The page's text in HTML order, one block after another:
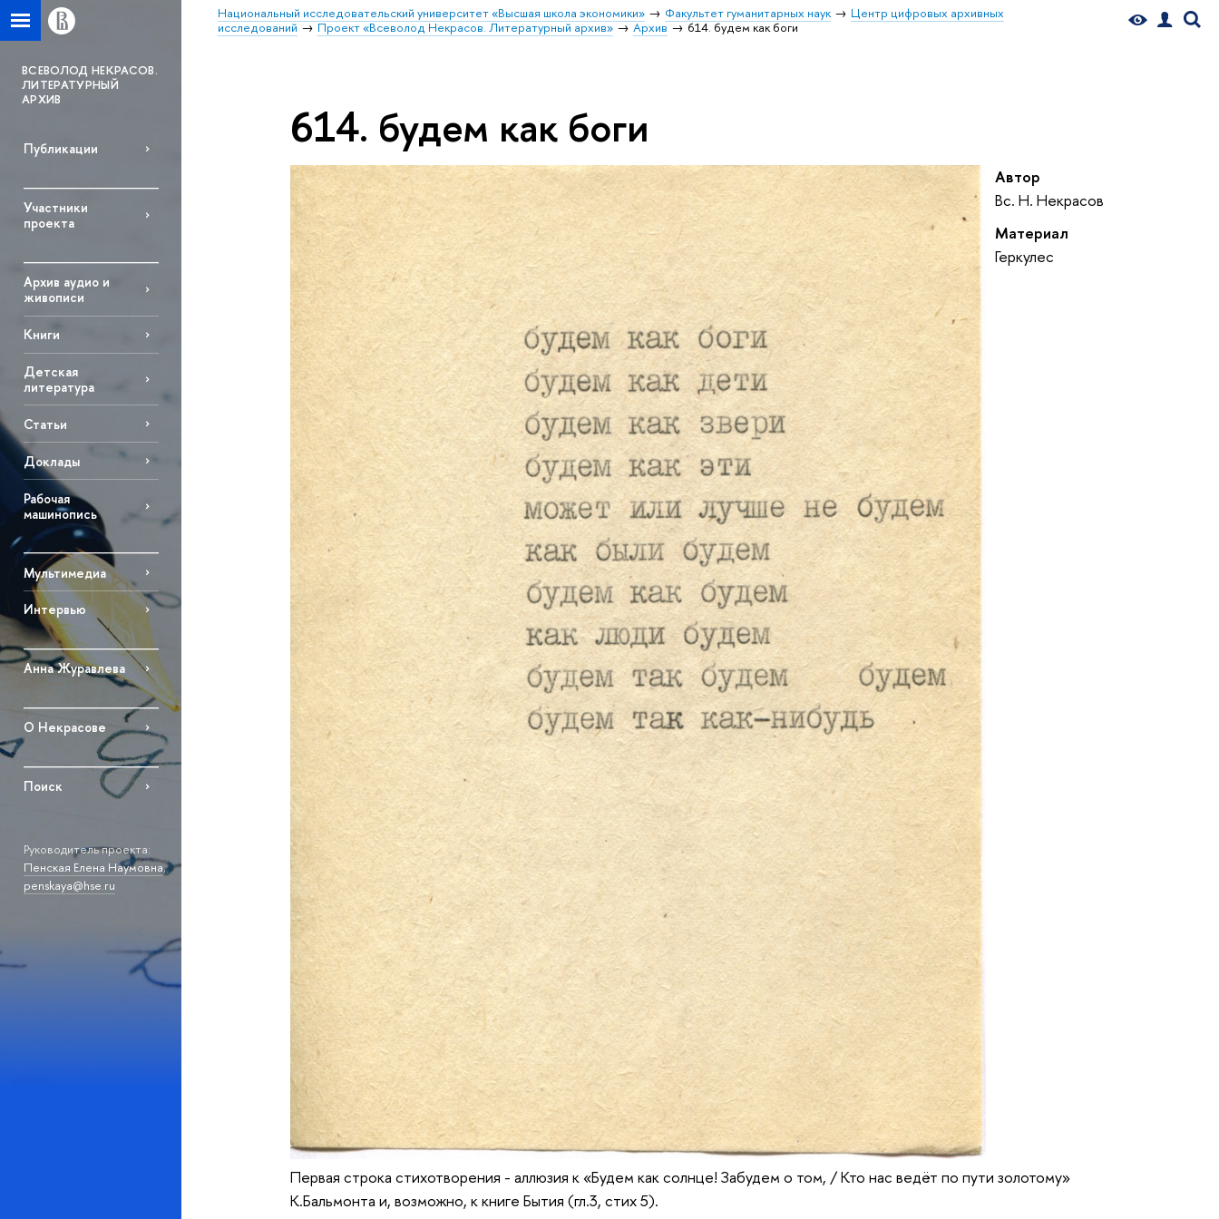
Национальный исследовательский университет «Высшая школа экономики» Факультет гуманитарных наук
Центр цифровых архивных
исследований
Проект «Всеволод Некрасов. Литературный архив» Архив 614. будем как боги
ВСЕВОЛОД НЕКРАСОВ.
ЛИТЕРАТУРНЫЙ
АРХИВ
Публикации
Участники
проекта
Архив аудио и
живописи
Книги
Детская
литература
Статьи
Доклады
Рабочая
машинопись
Мультимедиа
Интервью
Анна Журавлева
О Некрасове
Поиск
Руководитель проекта:
Пенская Елена Наумовна,
penskaya@hse.ru
614. будем как боги
Автор
Вс. Н. Некрасов
Материал
Геркулес
Первая строка стихотворения - аллюзия к «Будем как солнце! Забудем о том, / Кто нас ведёт по пути золотому»
К.Бальмонта и, возможно, к книге Бытия (гл.3, стих 5).